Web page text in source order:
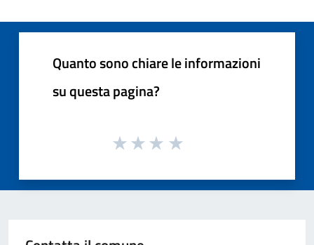
Quanto sono chiare le informazioni
su questa pagina?